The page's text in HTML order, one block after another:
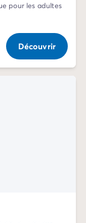
pour les adultes
Découvrir